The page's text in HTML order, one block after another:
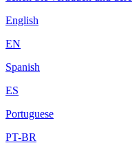
English
EN
Spanish
ES
Portuguese
PT-BR